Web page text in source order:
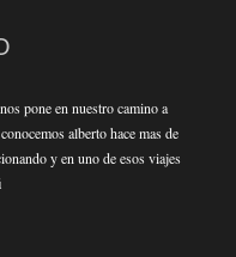
pone en nuestro camino a
alberto hace mas de
y en uno de esos viajes